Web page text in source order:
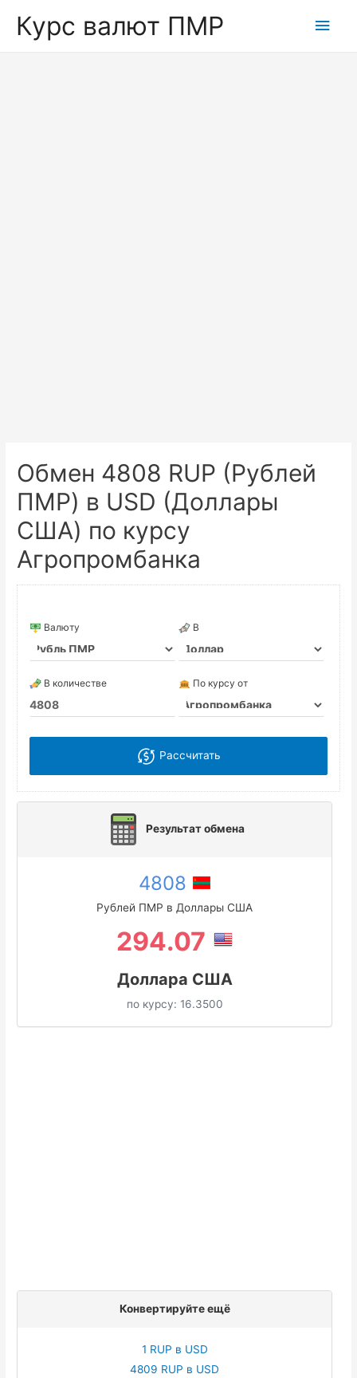
Курс валют ПМР
Обмен 4808 RUP (Рублей
ПМР) в USD (Доллары
США) по курсу
Агропромбанка
Валюту В
В количестве По курсу от
Рассчитать
Результат обмена
4808
Рублей ПМР в Доллары США
294.07
Доллара США
по курсу: 16.3500
Конвертируйте ещё
1 RUP в USD
4809 RUP в USD